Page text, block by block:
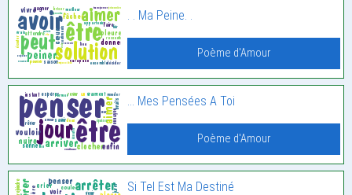
. . Ma Peine. .
Poème d'Amour
… Mes Pensées A Toi
Poème d'Amour
Si Tel Est Ma Destiné